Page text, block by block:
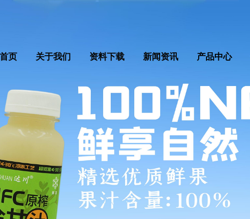
页 关于我们 资料下载 新闻资讯 产品中心